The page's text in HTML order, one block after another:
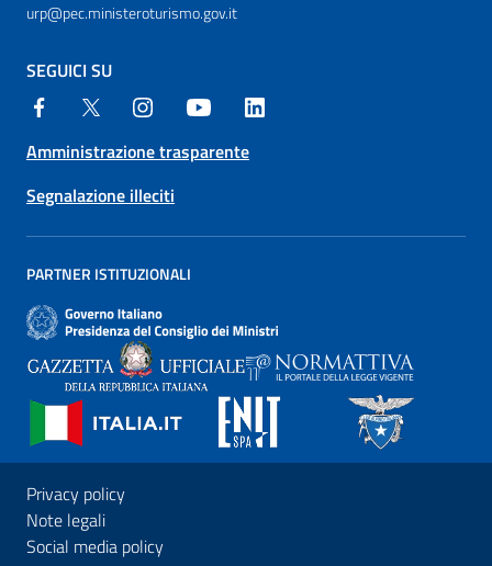
urp@pec.ministeroturismo.gov.it
SEGUICI SU
Amministrazione trasparente
Segnalazione illeciti
PARTNER ISTITUZIONALI
Privacy policy
Note legali
Social media policy